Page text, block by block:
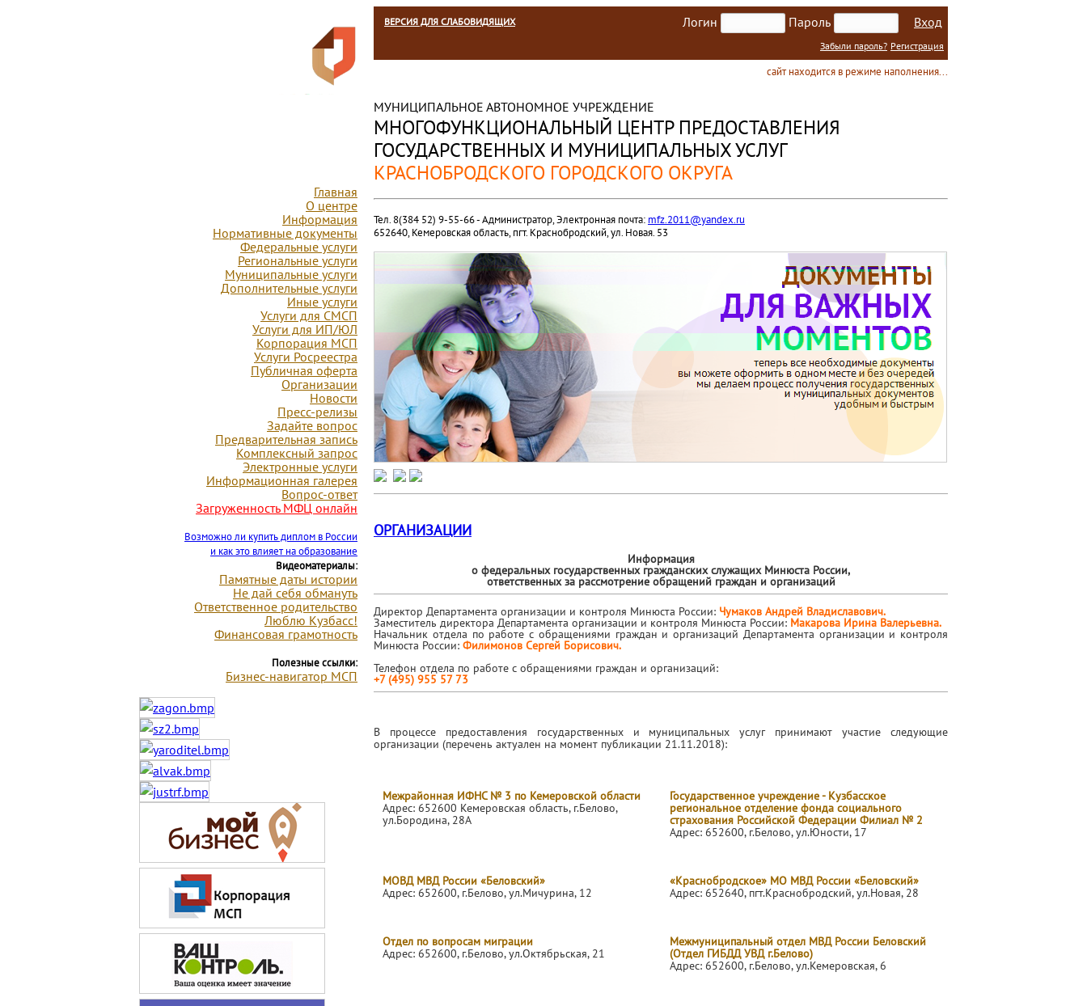
Главная
О центре
Информация
Нормативные документы
Федеральные услуги
Региональные услуги
Муниципальные услуги
Дополнительные услуги
Иные услуги
Услуги для СМСП
Услуги для ИП/ЮЛ
Корпорация МСП
Услуги Росреестра
Публичная оферта
Организации
Новости
Пресс-релизы
Задайте вопрос
Предварительная запись
Комплексный запрос
Электронные услуги
Информационная галерея
Вопрос-ответ
Загруженность МФЦ онлайн
Возможно ли купить диплом в России
и как это влияет на образование
Видеоматериалы:
Памятные даты истории
Не дай себя обмануть
Ответственное родительство
Люблю Кузбасс!
Финансовая грамотность
Полезные ссылки:
Бизнес-навигатор МСП
Логин Пароль Вход
Забыли пароль? Регистрация
ВЕРСИЯ ДЛЯ СЛАБОВИДЯЩИХ
сайт находится в режиме наполнения...
МУНИЦИПАЛЬНОЕ АВТОНОМНОЕ УЧРЕЖДЕНИЕ
МНОГОФУНКЦИОНАЛЬНЫЙ ЦЕНТР ПРЕДОСТАВЛЕНИЯ
ГОСУДАРСТВЕННЫХ И МУНИЦИПАЛЬНЫХ УСЛУГ
КРАСНОБРОДСКОГО ГОРОДСКОГО ОКРУГА
Тел. 8(384 52) 9-55-66 - Администратор, Электронная почта: mfz.2011@yandex.ru
652640, Кемеровская область, пгт. Краснобродский, ул. Новая. 53
ОРГАНИЗАЦИИ
Информация
о федеральных государственных гражданских служащих Минюста России,
ответственных за рассмотрение обращений граждан и организаций
Директор Департамента организации и контроля Минюста России: Чумаков Андрей Владиславович.
Заместитель директора Департамента организации и контроля Минюста России: Макарова Ирина Валерьевна.
Начальник отдела по работе с обращениями граждан и организаций Департамента организации и контроля
Минюста России: Филимонов Сергей Борисович.
Телефон отдела по работе с обращениями граждан и организаций:
+7 (495) 955 57 73
В процессе предоставления государственных и муниципальных услуг принимают участие следующие
организации (перечень актуален на момент публикации 21.11.2018):
Межрайонная ИФНС № 3 по Кемеровской области
Адрес: 652600 Кемеровская область, г.Белово,
ул.Бородина, 28А
Государственное учреждение - Кузбасское
региональное отделение фонда социального
страхования Российской Федерации Филиал № 2
Адрес: 652600, г.Белово, ул.Юности, 17
МОВД МВД России «Беловский»
Адрес: 652600, г.Белово, ул.Мичурина, 12
«Краснобродское» МО МВД России «Беловский»
Адрес: 652640, пгт.Краснобродский, ул.Новая, 28
Отдел по вопросам миграции
Адрес: 652600, г.Белово, ул.Октябрьская, 21
Межмуниципальный отдел МВД России Беловский
(Отдел ГИБДД УВД г.Белово)
Адрес: 652600, г.Белово, ул.Кемеровская, 6